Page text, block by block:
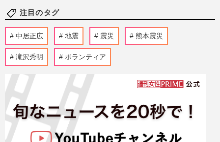
注目のタグ
中居正広 地震 震災 熊本震災
滝沢秀明 ボランティア